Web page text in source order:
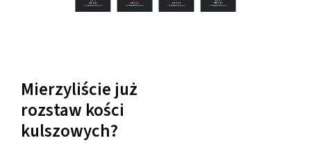
Mierzyliście już
rozstaw kości
kulszowych?